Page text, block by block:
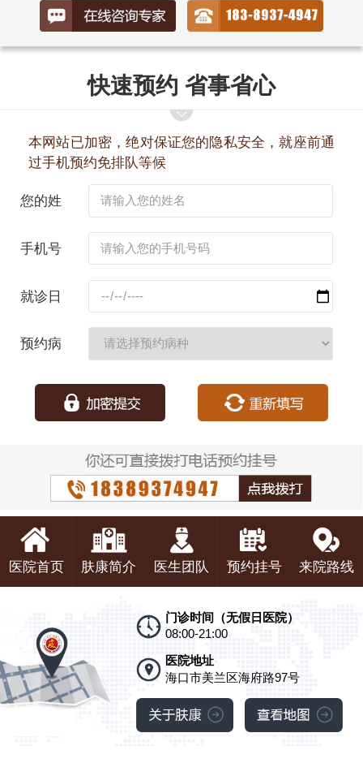
快速预约 省事省心
本网站已加密，绝对保证您的隐私安全，就座前通
过手机预约免排队等候
您的姓
手机号
就诊日
预约病
医院首页 肤康简介 医生团队 预约挂号 来院路线
门诊时间（无假日医院）
08:00-21:00
医院地址
海口市美兰区海府路97号